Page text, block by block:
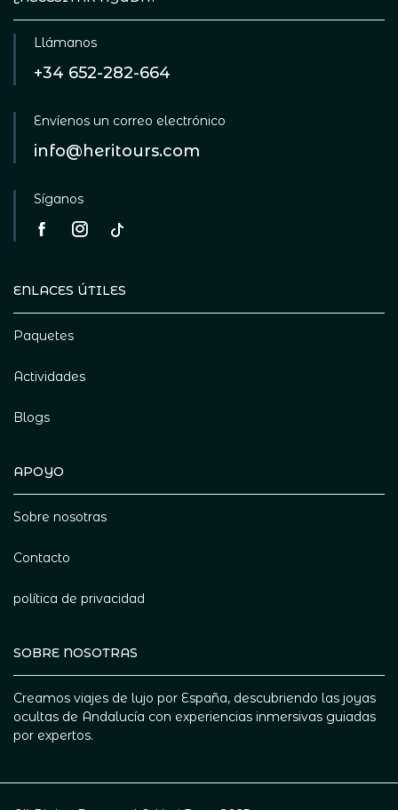
Llámanos
+34 652-282-664
Envíenos un correo electrónico
info@heritours.com
Síganos
ENLACES ÚTILES
Paquetes
Actividades
Blogs
APOYO
Sobre nosotras
Contacto
política de privacidad
SOBRE NOSOTRAS
Creamos viajes de lujo por España, descubriendo las joyas
ocultas de Andalucía con experiencias inmersivas guiadas
por expertos.